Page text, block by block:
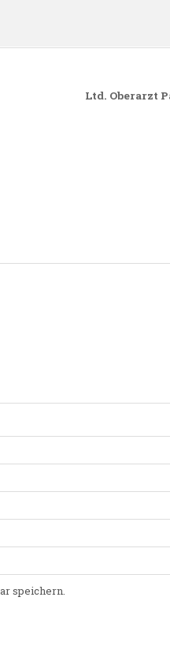
Ltd. Oberarzt
speichern.